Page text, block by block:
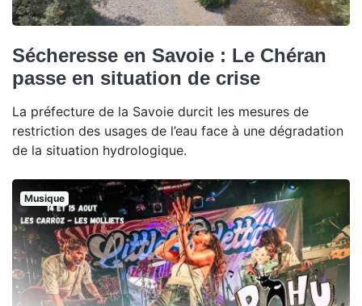
Sécheresse en Savoie : Le Chéran
passe en situation de crise
La préfecture de la Savoie durcit les mesures de
restriction des usages de l’eau face à une dégradation
de la situation hydrologique.
Musique